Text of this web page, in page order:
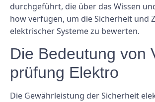
durchgeführt, die über das Wissen
how verfügen, um die Sicherheit und
elektrischer Systeme zu bewerten.
Die Bedeutung von
prüfung Elektro
Die Gewährleistung der Sicherheit